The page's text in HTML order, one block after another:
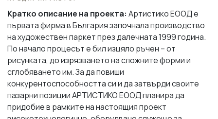
Кратко описание на проекта: Артистико ЕООД е
първата фирма в България започнала производство
на художествен паркет през далечната 1999 година.
По начало процесът е бил изцяло ръчен – от
рисунката, до изрязването на сложните форми и
сглобяването им. За да повиши
конкурентоспособността си и да затвърди своите
пазарни позиции АРТИСТИКО ЕООД планира да
придобие в рамките на настоящия проект